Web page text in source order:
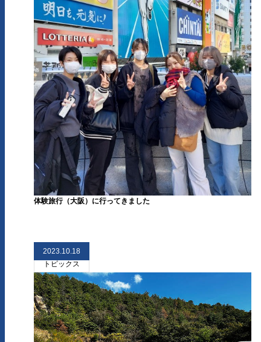
体験旅行（大阪）に行ってきました
トピックス
2023.10.18